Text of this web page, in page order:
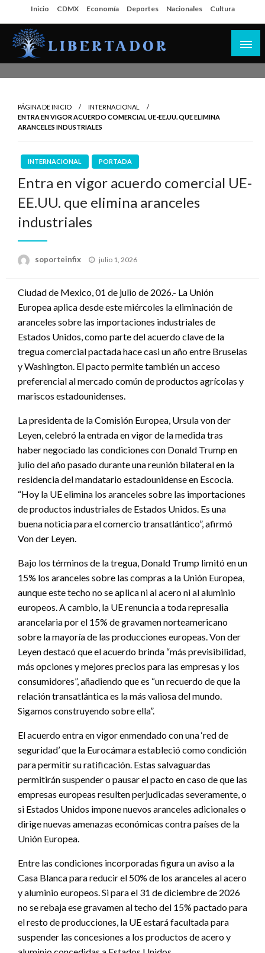
al
contenido
Inicio CDMX Economía Deportes Nacionales Cultura
PÁGINA DE INICIO
INTERNACIONAL
ENTRA EN VIGOR ACUERDO COMERCIAL UE-EE.UU. QUE ELIMINA
ARANCELES INDUSTRIALES
INTERNACIONAL PORTADA
Entra en vigor acuerdo comercial UE-
EE.UU. que elimina aranceles
industriales
soporteinfix
Publicado
julio 1, 2026
Ciudad de Mexico, 01 de julio de 2026.- La Unión
Europea aplica desde este miércoles la eliminación de
aranceles sobre las importaciones industriales de
Estados Unidos, como parte del acuerdo clave de la
tregua comercial pactada hace casi un año entre Bruselas
y Washington. El pacto permite también un acceso
preferencial al mercado común de productos agrícolas y
mariscos estadounidenses.
La presidenta de la Comisión Europea, Ursula von der
Leyen, celebró la entrada en vigor de la medida tras
haber negociado las condiciones con Donald Trump en
julio del año pasado durante una reunión bilateral en la
residencia del mandatario estadounidense en Escocia.
“Hoy la UE elimina los aranceles sobre las importaciones
de productos industriales de Estados Unidos. Es una
buena noticia para el comercio transatlántico”, afirmó
Von der Leyen.
Bajo los términos de la tregua, Donald Trump limitó en un
15% los aranceles sobre las compras a la Unión Europea,
aunque este techo no se aplica ni al acero ni al aluminio
europeos. A cambio, la UE renuncia a toda represalia
arancelaria por el 15% de gravamen norteamericano
sobre la mayoría de las producciones europeas. Von der
Leyen destacó que el acuerdo brinda “más previsibilidad,
más opciones y mejores precios para las empresas y los
consumidores”, añadiendo que es “un recuerdo de que la
relación transatlántica es la más valiosa del mundo.
Sigamos construyendo sobre ella”.
El acuerdo entra en vigor enmendado con una ‘red de
seguridad’ que la Eurocámara estableció como condición
para permitir su ratificación. Estas salvaguardas
permitirán suspender o pausar el pacto en caso de que las
empresas europeas resulten perjudicadas severamente, o
si Estados Unidos impone nuevos aranceles adicionales o
dirige nuevas amenazas económicas contra países de la
Unión Europea.
Entre las condiciones incorporadas figura un aviso a la
Casa Blanca para reducir el 50% de los aranceles al acero
y aluminio europeos. Si para el 31 de diciembre de 2026
no se rebaja ese gravamen al techo del 15% pactado para
el resto de producciones, la UE estará facultada para
suspender las concesiones a los productos de acero y